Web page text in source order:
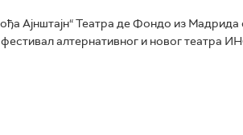
Ајнштајн“ Театра де Фондо из Мадрида
алтернативног и новог театра